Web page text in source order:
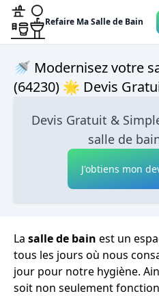
Refaire Ma Salle de Bain
🚿 Modernisez votre
(64230) 🌟 Devis
Devis Gratuit &
salle de
J'obtiens mon
La salle de bain est un
tous les jours où nous
jour pour notre hygiène.
soit non seulement